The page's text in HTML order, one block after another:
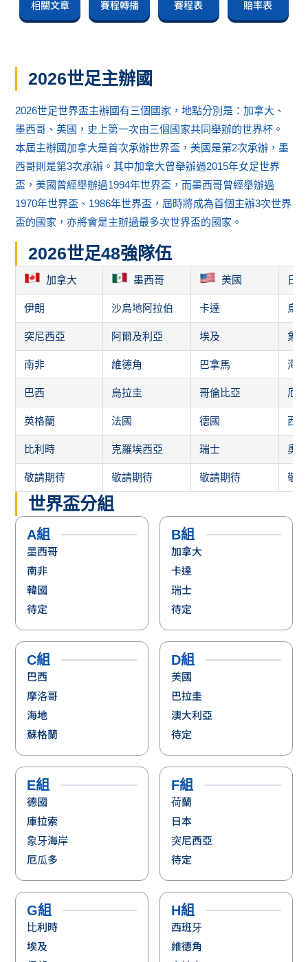
相關文章 賽程轉播 賽程表 賠率表
2026世足主辦國
2026世足世界盃主辦國有三個國家，地點分別是：加拿大、
墨西哥、美國，史上第一次由三個國家共同舉辦的世界杯。
本屆主辦國加拿大是首次承辦世界盃，美國是第2次承辦，墨
西哥則是第3次承辦。其中加拿大曾舉辦過2015年女足世界
盃，美國曾經舉辦過1994年世界盃，而墨西哥曾經舉辦過
1970年世界盃、1986年世界盃，屆時將成為首個主辦3次世界
盃的國家，亦將會是主辦過最多次世界盃的國家。
2026世足48強隊伍
加拿大 墨西哥 美國 日本
伊朗 沙烏地阿拉伯 卡達 烏
突尼西亞 阿爾及利亞 埃及 象
南非 維德角 巴拿馬 海地
巴西 烏拉圭 哥倫比亞 厄
英格蘭 法國 德國 西
比利時 克羅埃西亞 瑞士 奧
敬請期待 敬請期待 敬請期待 敬
世界盃分組
A組
墨西哥
南非
韓國
待定
B組
加拿大
卡達
瑞士
待定
C組
巴西
摩洛哥
海地
蘇格蘭
D組
美國
巴拉圭
澳大利亞
待定
E組
德國
庫拉索
象牙海岸
厄瓜多
F組
荷蘭
日本
突尼西亞
待定
G組
比利時
埃及
H組
西班牙
維德角